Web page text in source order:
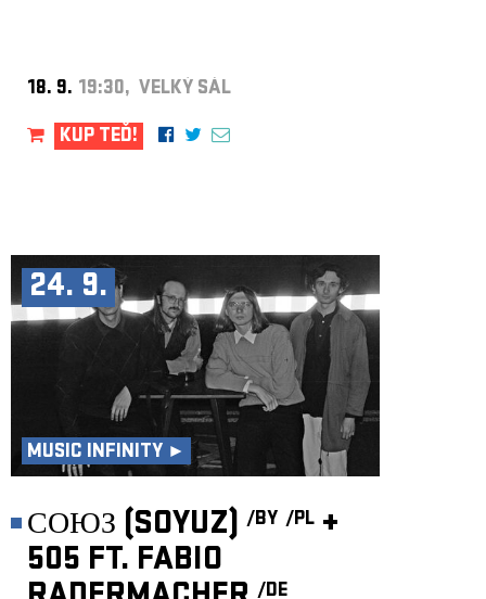
18. 9. 19:30, VELKÝ SÁL
KUP TEĎ!
24. 9.
MUSIC INFINITY ►
СОЮЗ (SOYUZ) /BY /PL +
505 FT. FABIO
/DE